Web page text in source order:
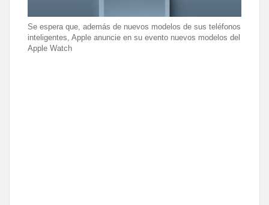
Se espera que, además de nuevos modelos de sus teléfonos
inteligentes, Apple anuncie en su evento nuevos modelos del
Apple Watch